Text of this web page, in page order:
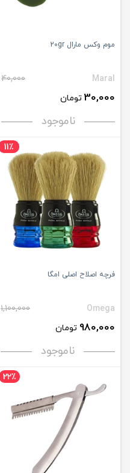
موم وکس مارال 20gr
Maral
40,000
30,000 تومان
ناموجود
11٪
فرچه اصلاح اصلی امگا
Omega
1,100,000
980,000 تومان
ناموجود
22٪